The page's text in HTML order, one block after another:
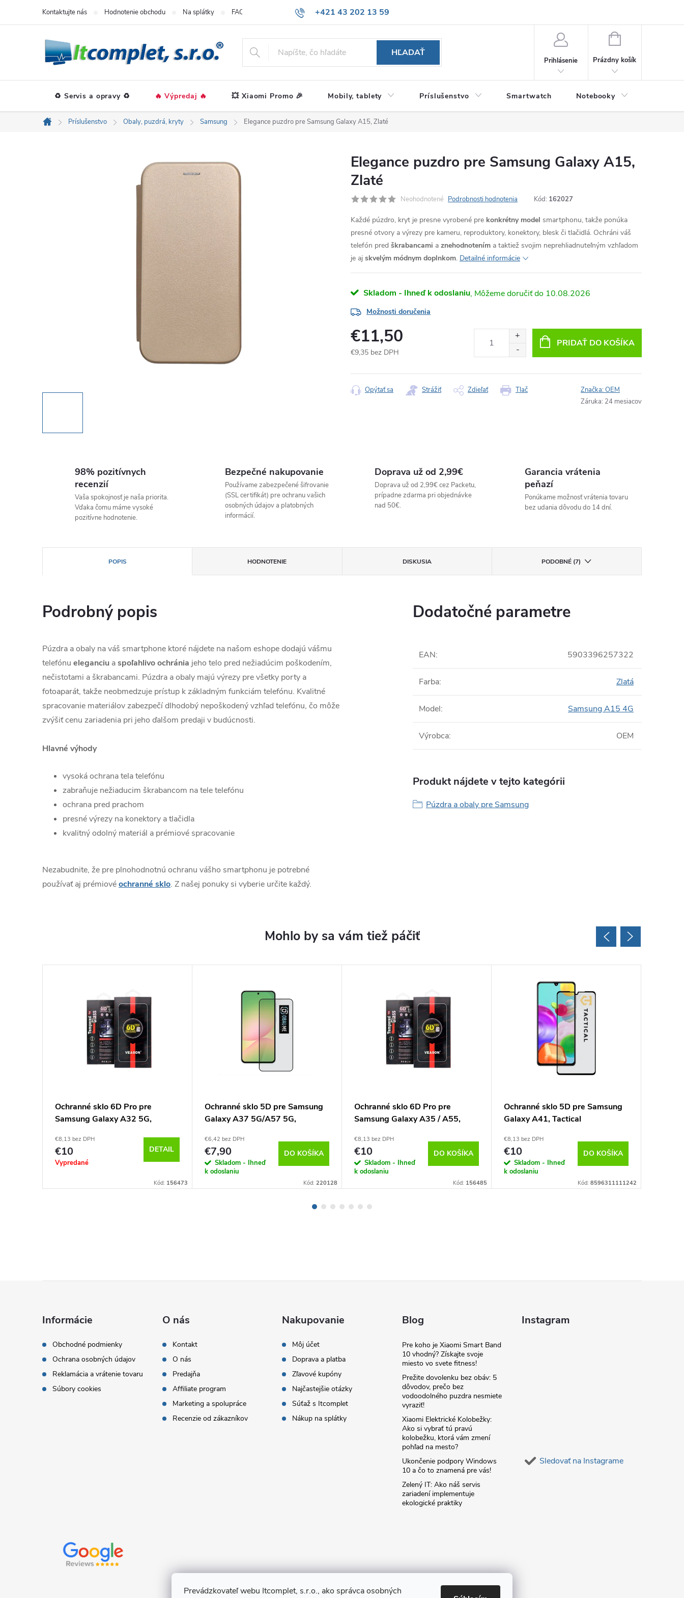
Prevádzkovateľ webu Itcomplet, s.r.o., ako správca osobných
+421 43 202 13 59
Kontaktujte nás Hodnotenie obchodu Na splátky FAQ
HĽADAŤ
Prihlásenie
NÁKUPNÝ
Prázdny košík
♻️ Servis a opravy ♻️ 🔥 Výpredaj 🔥 💥 Xiaomi Promo 🎉 Mobily, tablety Príslušenstvo Smartwatch Notebooky
Domov
Príslušenstvo Obaly, puzdrá, kryty Samsung Elegance puzdro pre Samsung Galaxy A15, Zlaté
Elegance puzdro pre Samsung Galaxy A15,
Zlaté
Neohodnotené Podrobnosti hodnotenia Kód: 162027
Každé púzdro, kryt je presne vyrobené pre konkrétny model smartphonu, takže ponúka
presné otvory a výrezy pre kameru, reproduktory, konektory, blesk či tlačidlá. Ochráni váš
telefón pred škrabancami a znehodnotením a taktiež svojim neprehliadnuteľným vzhľadom
je aj skvelým módnym doplnkom. Detailné informácie
Skladom - Ihneď k odoslaniu 10.08.2026
Možnosti doručenia
€11,50
€9,35 bez DPH
cena:
PRIDAŤ DO KOŠÍKA
Tlač
Opýtať sa Strážiť Zdieľať Značka:OEM
Záruka: 24 mesiacov
98% pozitívnych
recenzií
Vaša spokojnosť je naša priorita.
Vďaka čomu máme vysoké
pozitívne hodnotenie.
Bezpečné nakupovanie
Používame zabezpečené šifrovanie
(SSL certifikát) pre ochranu vašich
osobných údajov a platobných
informácií.
Doprava už od 2,99€
Doprava už od 2,99€ cez Packetu,
prípadne zdarma pri objednávke
nad 50€.
Garancia vrátenia
peňazí
Ponúkame možnosť vrátenia tovaru
bez udania dôvodu do 14 dní.
POPIS HODNOTENIE DISKUSIA PODOBNÉ (7)
Podrobný popis
Púzdra a obaly na váš smartphone ktoré nájdete na našom eshope dodajú vášmu
telefónu eleganciu aspoľahlivoochránia jeho telo pred nežiadúcim poškodením,
nečistotami a škrabancami. Púzdra a obaly majú výrezy pre všetky porty a
fotoaparát, takže neobmedzuje prístup k základným funkciám telefónu. Kvalitné
spracovanie materiálov zabezpečí dlhodobý nepoškodený vzhľad telefónu, čo môže
zvýšiť cenu zariadenia pri jeho ďalšom predaji v budúcnosti.
Hlavné výhody
vysoká ochrana tela telefónu
zabraňuje nežiaducim škrabancom na tele telefónu
ochrana pred prachom
presné výrezy na konektory a tlačidla
kvalitný odolný materiál a prémiové spracovanie
Nezabudnite, že pre plnohodnotnú ochranu vášho smartphonu je potrebné
používať aj prémiovéochranné sklo. Z našej ponuky si vyberie určite každý.
Dodatočné parametre
EAN: 5903396257322
Farba: Zlatá
Model: Samsung A15 4G
Výrobca: OEM
Produkt nájdete v tejto kategórii
Púzdra a obaly pre Samsung
Ochranné sklo 6D Pro pre
Samsung Galaxy A32 5G,
€8,13 bez DPH
€10
Vypredané
DETAIL
Kód: 156473
Ochranné sklo 5D pre Samsung
Galaxy A37 5G/A57 5G,
€6,42 bez DPH
€7,90
Skladom - Ihneď
k odoslaniu
DO KOŠÍKA
Kód: 220128
Ochranné sklo 6D Pro pre
Samsung Galaxy A35 / A55,
€8,13 bez DPH
€10
Skladom - Ihneď
k odoslaniu
DO KOŠÍKA
Kód: 156485
Ochranné sklo 5D pre Samsung
Galaxy A41, Tactical
€8,13 bez DPH
€10
Skladom - Ihneď
k odoslaniu
DO KOŠÍKA
Kód: 8596311111242
Informácie
Obchodné podmienky
Ochrana osobných údajov
Reklamácia a vrátenie tovaru
Súbory cookies
O nás
Kontakt
O nás
Predajňa
Affiliate program
Marketing a spolupráce
Recenzie od zákazníkov
Nakupovanie
Môj účet
Doprava a platba
Zľavové kupóny
Najčastejšie otázky
Súťaž s Itcomplet
Nákup na splátky
Blog
Pre koho je Xiaomi Smart Band
10 vhodný? Získajte svoje
miesto vo svete fitness!
Prežite dovolenku bez obáv: 5
dôvodov, prečo bez
vodoodolného puzdra nesmiete
vyraziť!
Xiaomi Elektrické Kolobežky:
Ako si vybrať tú pravú
kolobežku, ktorá vám zmení
pohľad na mesto?
Ukončenie podpory Windows
10 a čo to znamená pre vás!
Zelený IT: Ako náš servis
zariadení implementuje
ekologické praktiky
Instagram
Sledovať na Instagrame